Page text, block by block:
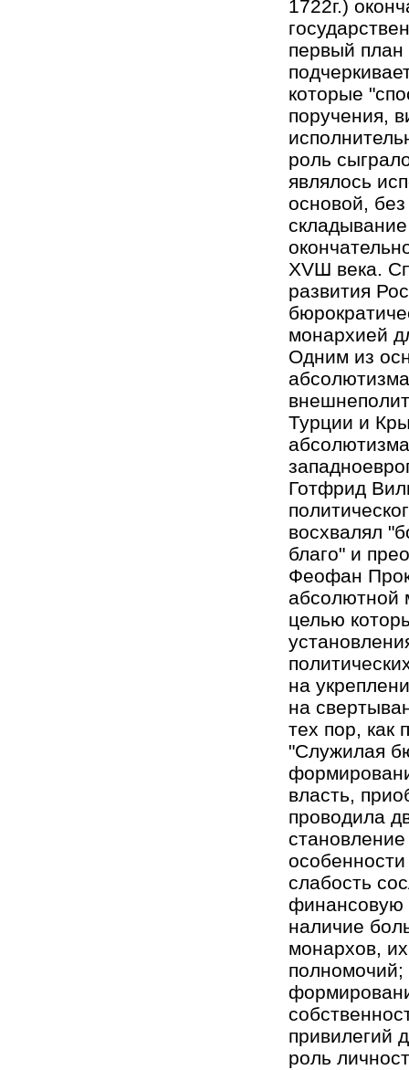
1722г.)
первый
которые
поручения,
роль
являлось
основой,
ХVШ века.
развития
монархией
Одним из
Турции и
Готфрид
восхвалял
благо" и
Феофан
абсолютной
целью
на
на
тех пор, как
"Служилая
власть,
проводила
слабость
финансовую
наличие
монархов,
привилегий
роль